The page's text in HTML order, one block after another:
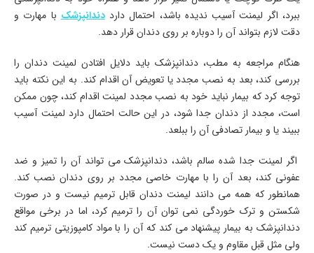
ببرد، اگر لیمنت آسیب ندیده باشد، احتمال دارددندانپزشکبا مهارت و
دقت لازم بتواند آن را دوباره بر روی دندان قرار دهد.
هنگام مراجعه به مطب، دندانپزشک باید دلایل افتادن لمینت دندان را
بررسی کند، بعد به نصب مجدد یا تعویض آن اقدام کند. به این نکته باید
توجه کرد که بیمار نباید خود به نصب مجدد لمینت اقدام کند، چون ممکن
است، مجدد از دندان جدا شود، در این حالت احتمال دارد لمینت آسیب
ببیند یا و بیمار تصادفی آن را ببلعد.
اگر لمینت جدا شده سالم باشد، دندانپزشک می تواند آن را تمیز و ضد
عفونی کند، بعد آن را با مهارت خاصی مجدد بر روی دندان نصب کند.
همانطور که همه می دانند لیمنت دندان قابل ترمیم نیست و در صورت
شکستن و ترک خوردگی نمی توان آن را ترمیم کرد، اما در برخی مواقع
دندانپزشک به بیمار پیشنهاد می کند که آن را با مواد کامپوزیتی ترمیم کند
ولی مثل قبل مقاوم و یک دست نیست.